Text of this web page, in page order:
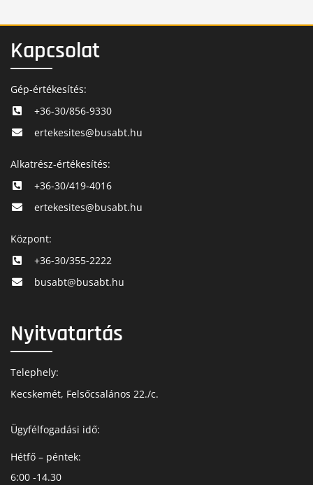
Kapcsolat
Gép-értékesítés:
+36-30/856-9330
ertekesites@busabt.hu
Alkatrész-értékesítés:
+36-30/419-4016
ertekesites@busabt.hu
Központ:
+36-30/355-2222
busabt@busabt.hu
Nyitvatartás
Telephely:
Kecskemét, Felsőcsalános 22./c.
Ügyfélfogadási idő:
Hétfő – péntek:
6:00 -14.30